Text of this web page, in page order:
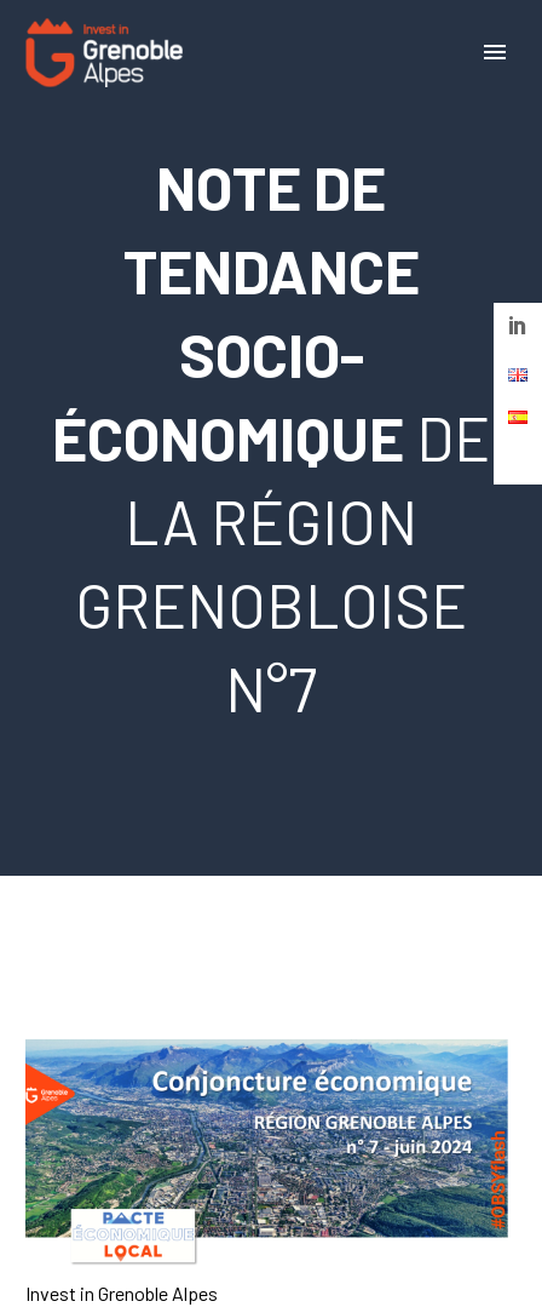
English
NOTE DE
TENDANCE
SOCIO-
ÉCONOMIQUE DE
LA RÉGION
GRENOBLOISE
N°7
Invest in Grenoble Alpes
Panneau de gestion des cookies